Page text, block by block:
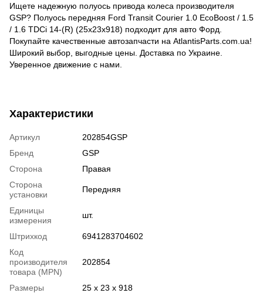
Ищете надежную полуось привода колеса производителя
GSP? Полуось передняя Ford Transit Courier 1.0 EcoBoost / 1.5
/ 1.6 TDCi 14-(R) (25x23x918) подходит для авто Форд.
Покупайте качественные автозапчасти на AtlantisParts.com.ua!
Широкий выбор, выгодные цены. Доставка по Украине.
Уверенное движение с нами.
Характеристики
Артикул
202854GSP
Бренд
GSP
Сторона
Правая
Сторона
установки
Передняя
Единицы
измерения
шт.
Штрихкод
6941283704602
Код
производителя
товара (MPN)
202854
Размеры
25 x 23 x 918